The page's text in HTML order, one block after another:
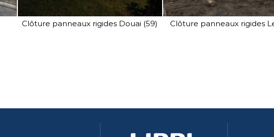
Clôture panneaux rigides Douai (59) Clôture panneaux rigides